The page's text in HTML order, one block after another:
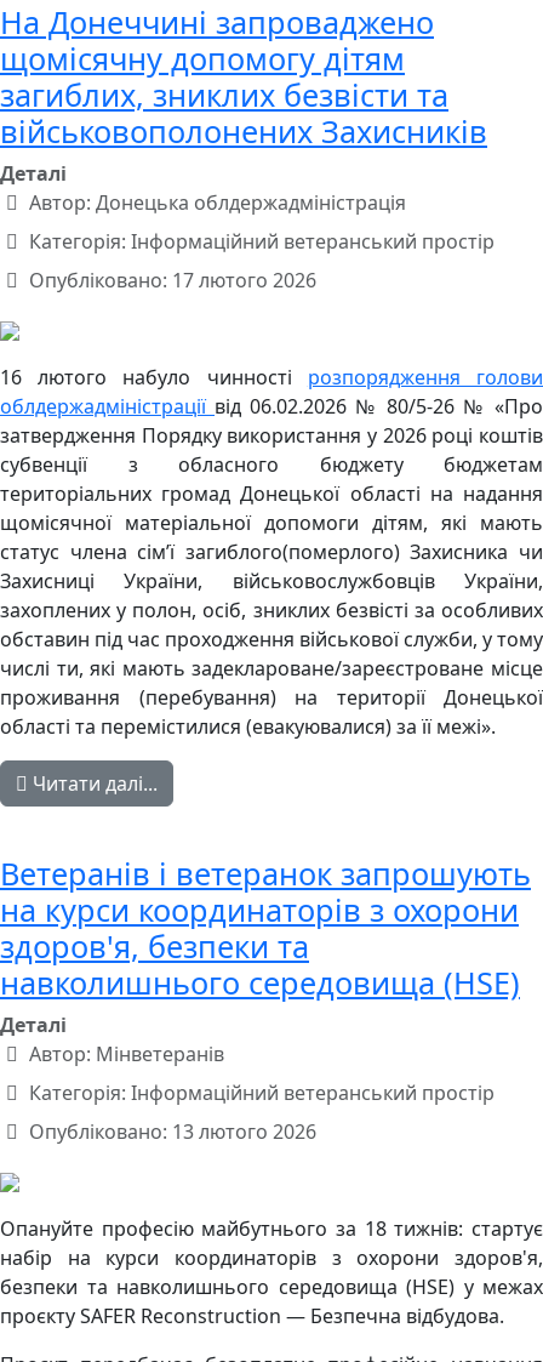
На Донеччині запроваджено
щомісячну допомогу дітям
загиблих, зниклих безвісти та
військовополонених Захисників
Деталі
Автор: Донецька облдержадміністрація
Категорія: Інформаційний ветеранський простір
Опубліковано: 17 лютого 2026
16 лютого набуло чинності розпорядження голови
облдержадміністрації від 06.02.2026 № 80/5-26 № «Про
затвердження Порядку використання у 2026 році коштів
субвенції з обласного бюджету бюджетам
територіальних громад Донецької області на надання
щомісячної матеріальної допомоги дітям, які мають
статус члена сім’ї загиблого(померлого) Захисника чи
Захисниці України, військовослужбовців України,
захоплених у полон, осіб, зниклих безвісті за особливих
обставин під час проходження військової служби, у тому
числі ти, які мають задеклароване/зареєстроване місце
проживання (перебування) на території Донецької
області та перемістилися (евакуювалися) за її межі».
Читати далі...
Ветеранів і ветеранок запрошують
на курси координаторів з охорони
здоров'я, безпеки та
навколишнього середовища (HSE)
Деталі
Автор: Мінветеранів
Категорія: Інформаційний ветеранський простір
Опубліковано: 13 лютого 2026
Опануйте професію майбутнього за 18 тижнів: стартує
набір на курси координаторів з охорони здоров'я,
безпеки та навколишнього середовища (HSE) у межах
проєкту SAFER Reconstruction — Безпечна відбудова.